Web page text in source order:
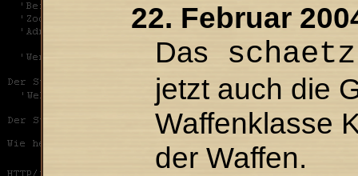
22. Februar
Das
jetzt auch die
Waffenklasse
der Waffen.